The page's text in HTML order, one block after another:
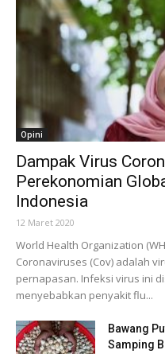
Opini
Dampak Virus
Perekonomian
Indonesia
12 Maret 2020
World Health Organization
Coronaviruses (Cov) adalah
pernapasan. Infeksi virus ini
menyebabkan penyakit flu...
Bawang
Samping